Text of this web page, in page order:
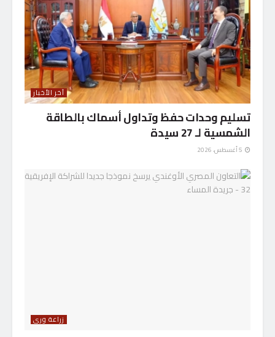
آخر الأخبار
تسليم وحدات حفظ وتداول أسماك بالطاقة
الشمسية لـ 27 سيدة
زراعة وري